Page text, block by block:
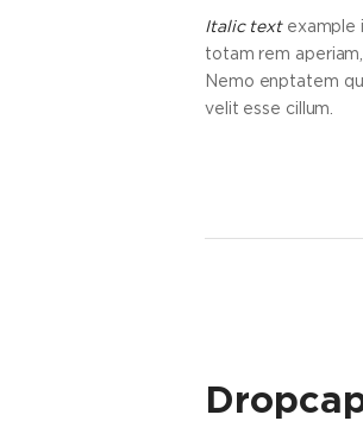
Italic textexample
totam rem
Nemo enptatem
velit esse cillum.